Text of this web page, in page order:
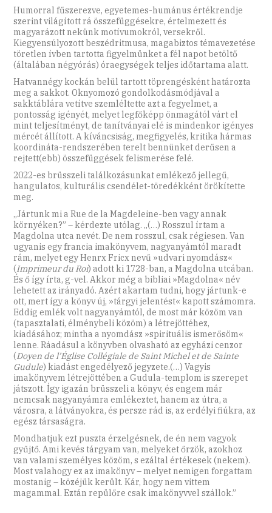
Humorral fűszerezve, egyetemes-humánus értékrendje
szerint világított rá összefüggésekre, értelmezett és
magyarázott nekünk motívumokról, versekről.
Kiegyensúlyozott beszédritmusa, magabiztos témavezetése
töretlen ívben tartotta figyelmünket a fél napot betöltő
(általában négyórás) óraegységek teljes időtartama alatt.
Hatvannégy kockán belül tartott töprengésként határozta
meg a sakkot. Oknyomozó gondolkodásmódjával a
sakktáblára vetítve szemléltette azt a fegyelmet, a
pontosság igényét, melyet legfőképp önmagától várt el
mint teljesítményt, de tanítványai elé is mindenkor igényes
mércét állított. A kíváncsiság, megfigyelés, kritika hármas
koordináta-rendszerében terelt bennünket derűsen a
rejtett(ebb) összefüggések felismerése felé.
2022-es brüsszeli találkozásunkat emlékező jellegű,
hangulatos, kulturális csendélet-töredékként örökítette
meg.
„Jártunk mi a Rue de la Magdeleine-ben vagy annak
környéken?” – kérdezte utólag. „(…) Rosszul írtam a
Magdolna utca nevét. De nem rosszul, csak régiesen. Van
ugyanis egy francia imakönyvem, nagyanyámtól maradt
rám, melyet egy Henrx Fricx nevű »udvari nyomdász«
(Imprimeur du Roi) adott ki 1728-ban, a Magdolna utcában.
És ő így írta, g-vel. Akkor még a bibliai »Magdolna« név
lehetett az irányadó. Azért akartam tudni, hogy jártunk-e
ott, mert így a könyv új, »tárgyi jelentést« kapott számomra.
Eddig emlék volt nagyanyámtól, de most már közöm van
(tapasztalati, élménybeli közöm) a létrejöttéhez,
kiadásához; mintha a nyomdász »spirituális ismerősöm«
lenne. Ráadásul a könyvben olvasható az egyházi cenzor
(Doyen de l’Église Collégiale de Saint Michel et de Sainte
Gudule) kiadást engedélyező jegyzete.(…) Vagyis
imakönyvem létrejöttében a Gudula-templom is szerepet
játszott. Így igazán brüsszeli a könyv, és engem már
nemcsak nagyanyámra emlékeztet, hanem az útra, a
városra, a látványokra, és persze rád is, az erdélyi fiúkra, az
egész társaságra.
Mondhatjuk ezt puszta érzelgésnek, de én nem vagyok
gyűjtő. Ami kevés tárgyam van, melyeket őrzök, azokhoz
van valami személyes közöm, s ezáltal értékesek (nekem).
Most valahogy ez az imakönyv – melyet nemigen forgattam
mostanig – közéjük került. Kár, hogy nem vittem
magammal. Eztán repülőre csak imakönyvvel szállok.”